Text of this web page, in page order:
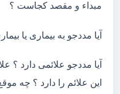
مبداء و مقصد کجاست ؟
آیا مددجو به بیماری یا
آیا مددجو علائمی دارد ؟
این علائم را دارد ؟ چه